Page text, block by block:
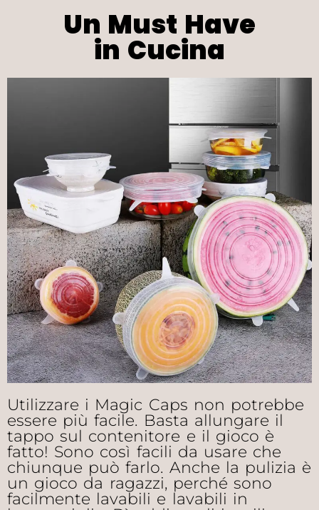
Un Must Have
in Cucina
Utilizzare i Magic Caps non potrebbe
essere più facile. Basta allungare il
tappo sul contenitore e il gioco è
fatto! Sono così facili da usare che
chiunque può farlo. Anche la pulizia è
un gioco da ragazzi, perché sono
facilmente lavabili e lavabili in